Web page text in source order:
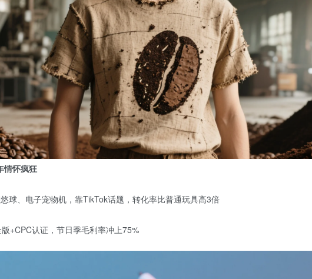
情怀疯狂
球、电子宠物机，靠TikTok话题 ，转化率比普通玩具高3倍
+CPC认证，节日季毛利率冲上75%